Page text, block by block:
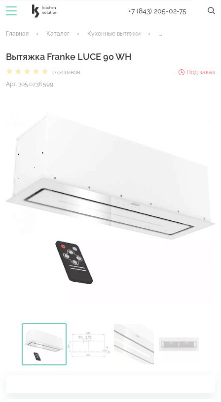
+7 (843) 205-02-75
Главная Каталог Кухонные вытяжки Встраиваемые
Вытяжка Franke LUCE 90 WH
0 отзывов
Под заказ
Арт. 305.0738.599